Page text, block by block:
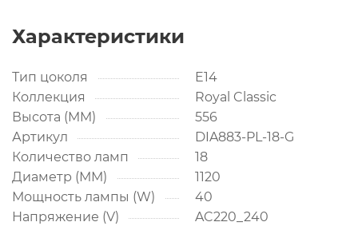
Характеристики
Тип цоколя
E14
Коллекция
Royal Classic
Высота (MM)
556
Артикул
DIA883-PL-18-G
Количество ламп
18
Диаметр (ММ)
1120
Мощность лампы (W)
40
Напряжение (V)
AC220_240